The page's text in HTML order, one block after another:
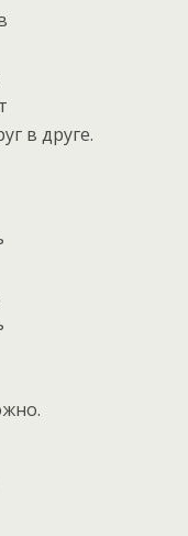
в друге.